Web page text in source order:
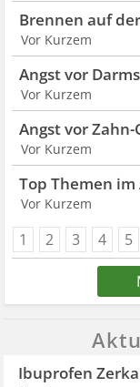
Brennen auf
Angst vor
Angst vor Zahn-
1 2 3 4 5
Ibuprofen